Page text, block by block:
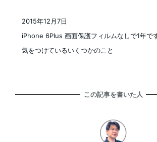
iPhone 6Plus 画面保護フィルムなしで1年で
気をつけているいくつかのこと
2015年12月7日
この記事を書いた人